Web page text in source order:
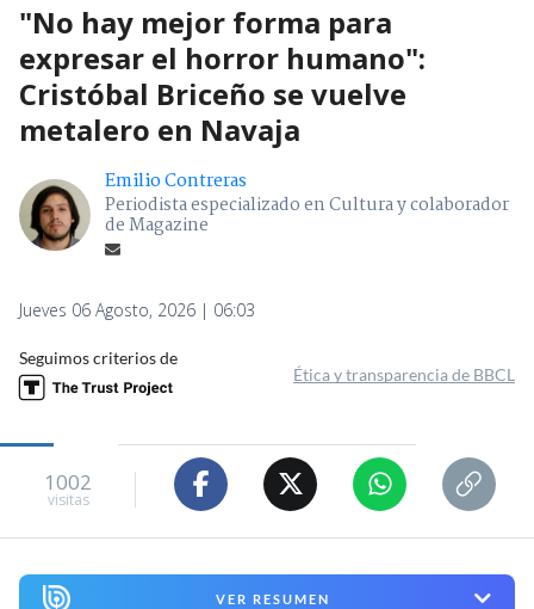
"No hay mejor forma para
expresar el horror humano":
Cristóbal Briceño se vuelve
metalero en Navaja
Emilio Contreras
Periodista especializado en Cultura y colaborador
de Magazine
Jueves 06 Agosto, 2026 | 06:03
Seguimos criterios de
Ética y transparencia de BBCL
1002
visitas
VER RESUMEN